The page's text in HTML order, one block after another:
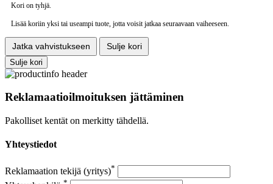
Kori on tyhjä.
Lisää koriin yksi tai useampi tuote, jotta voisit jatkaa seuraavaan vaiheeseen.
Jatka vahvistukseen
Sulje kori
Sulje kori
Reklamaatioilmoituksen jättäminen
Pakolliset kentät on merkitty tähdellä.
Yhteystiedot
Reklamaation tekijä (yritys)*